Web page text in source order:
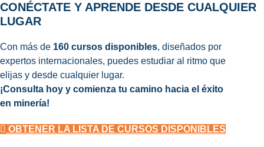
CONÉCTATE Y APRENDE DESDE CUALQUIER
LUGAR
Con más de 160 cursos disponibles, diseñados por
expertos internacionales, puedes estudiar al ritmo que
elijas y desde cualquier lugar.
¡Consulta hoy y comienza tu camino hacia el éxito
en minería!
OBTENER LA LISTA DE CURSOS DISPONIBLES